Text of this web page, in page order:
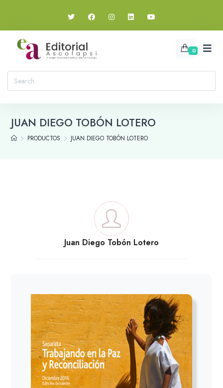
0
JUAN DIEGO TOBÓN LOTERO
PRODUCTOS JUAN DIEGO TOBÓN LOTERO
Juan Diego Tobón Lotero